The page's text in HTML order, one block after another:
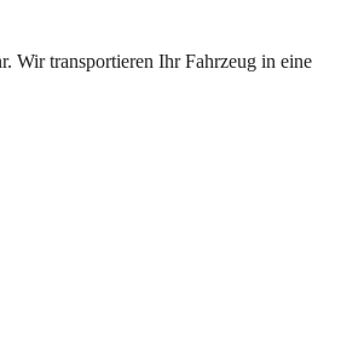
Wir transportieren Ihr Fahrzeug in eine